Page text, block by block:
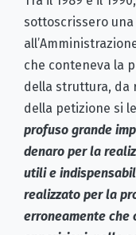
sottoscrissero
che conteneva la
della struttura, da
della petizione si
profuso grande
denaro per la
utili e
realizzato per la
erroneamente che